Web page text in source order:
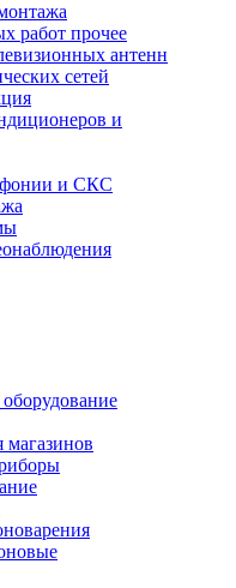
работ прочее
антенн
сетей
и
и СКС
магазинов